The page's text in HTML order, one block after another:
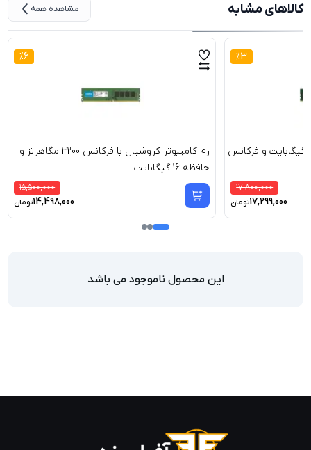
کالاهای مشابه مشاهده همه
6
%
رم کامپیوتر کروشیال با فرکانس 3200 مگاهرتز و
حافظه 16 گیگابایت
15,500,000
14,498,000تومان
3
%
رم کامپیوتر ای دیتا ظرفیت 16 گیگابایت و فرکانس
17,800,000
17,299,000تومان
این محصول ناموجود می باشد